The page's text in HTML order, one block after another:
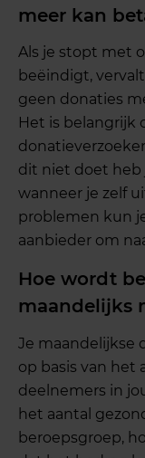
meer kan
Als je stopt met
beëindigt,
geen donaties
Het is belangrijk
dit niet doet heb
wanneer je zelf
problemen kun
aanbieder om
Hoe wordt
maandelijks
Je maandelijkse
op basis van het
deelnemers in
het aantal
beroepsgroep,